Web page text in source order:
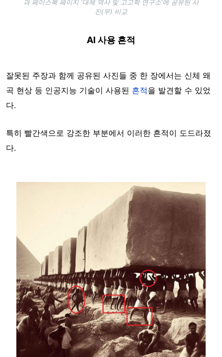
과 페이스북 페이지 '대체 역사 및 고고학 연구소'에 공유된 사
진(우) 비교
AI 사용 흔적
잘못된 주장과 함께 공유된 사진들 중 한 장에서는 신체 왜
곡 현상 등 인공지능 기술이 사용된 흔적을 발견할 수 있었
다.
특히 빨간색으로 강조한 부분에서 이러한 흔적이 도드라졌
다.